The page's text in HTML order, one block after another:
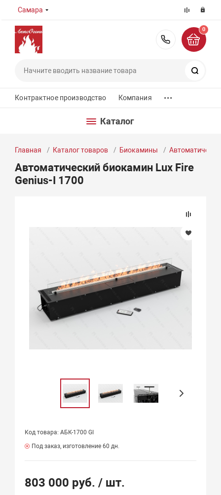
Самара
8 (800)
0
Контрактное производство Компания ...
Каталог
Главная Каталог товаров Биокамины
Автоматический биокамин Lux Fire
Genius-I 1700
Код товара: АБК-1700 GI
Под заказ, изготовление 60 дн.
803 000 руб./ шт.